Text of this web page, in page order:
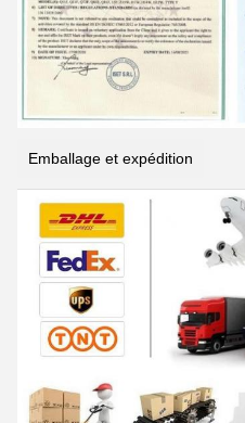
Emballage et expédition